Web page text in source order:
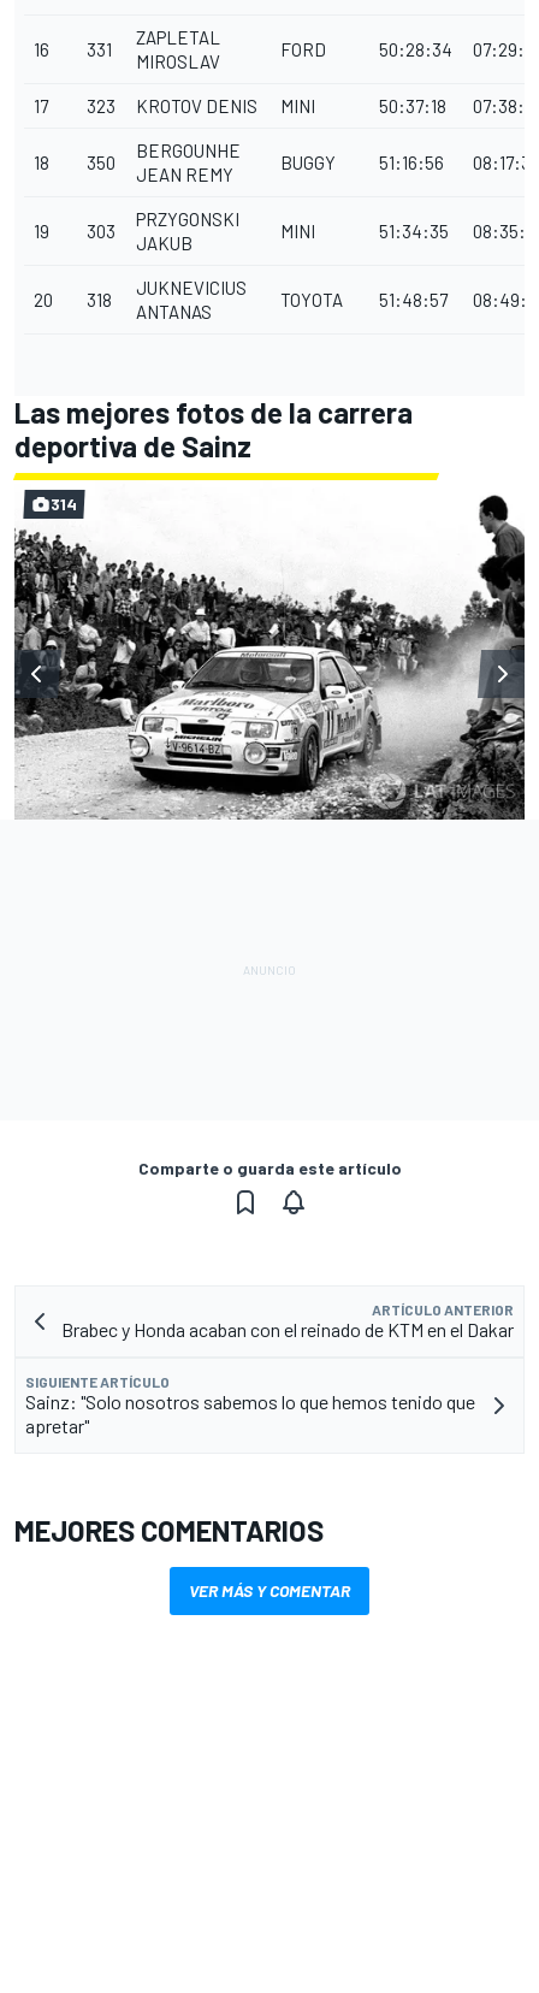
16 331
ZAPLETAL
MIROSLAV
FORD 50:28:34 07:29:17
17 323 KROTOV DENIS MINI 50:37:18 07:38:01
18 350
BERGOUNHE
JEAN REMY
BUGGY 51:16:56 08:17:39
19 303
PRZYGONSKI
JAKUB
MINI 51:34:35
20 318
JUKNEVICIUS
ANTANAS
TOYOTA 51:48:57
Las mejores fotos de la carrera
deportiva de Sainz
314
Comparte o guarda este artículo
ARTÍCULO ANTERIOR
Brabec y Honda acaban con el reinado de KTM en el Dakar
SIGUIENTE ARTÍCULO
Sainz: "Solo nosotros sabemos lo que hemos tenido que
apretar"
MEJORES COMENTARIOS
VER MÁS Y COMENTAR